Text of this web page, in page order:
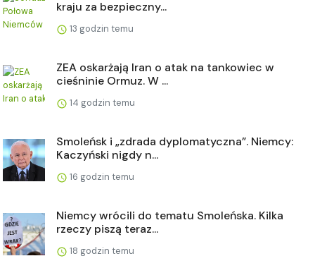
kraju za bezpieczny...
13 godzin temu
ZEA oskarżają Iran o atak na tankowiec w
cieśninie Ormuz. W ...
14 godzin temu
Smoleńsk i „zdrada dyplomatyczna”. Niemcy:
Kaczyński nigdy n...
16 godzin temu
Niemcy wrócili do tematu Smoleńska. Kilka
rzeczy piszą teraz...
18 godzin temu